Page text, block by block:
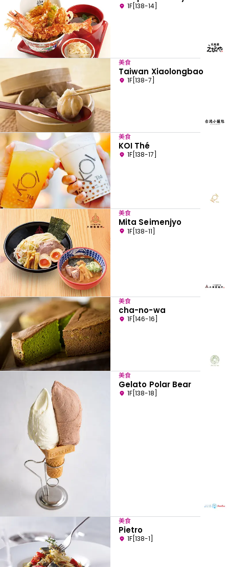
1F[138-14]
美食
Taiwan Xiaolongbao
1F[138-7]
美食
KOI Thé
1F[138-17]
美食
Mita Seimenjyo
1F[138-11]
美食
cha-no-wa
1F[146-16]
美食
Gelato Polar Bear
1F[138-18]
美食
Pietro
1F[138-1]